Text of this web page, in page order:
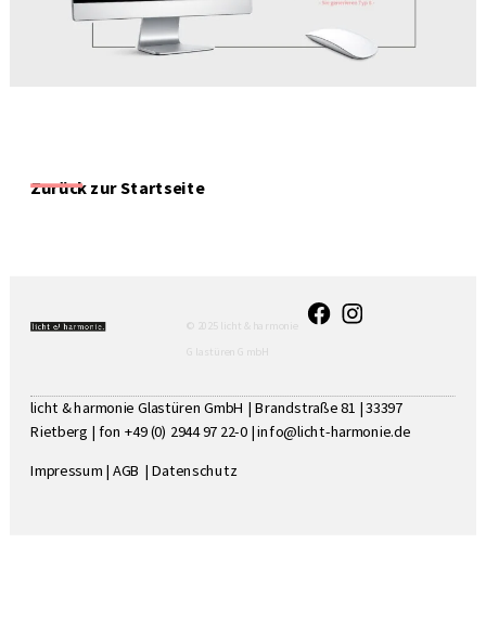
Zurück zur Startseite
© 2025 licht & harmonie
Glastüren GmbH
licht & harmonie Glastüren GmbH | Brandstraße 81 | 33397
Rietberg | fon +49 (0) 2944 97 22-0 |info@licht-harmonie.de
Impressum | AGB | Datenschutz